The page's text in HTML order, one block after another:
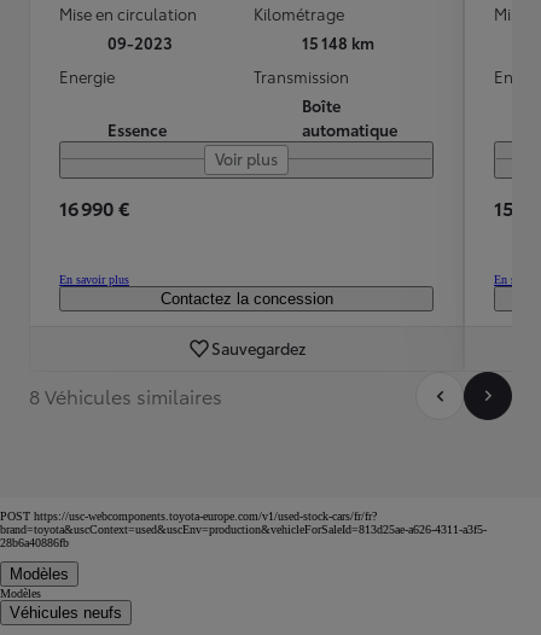
Mise en circulation
09-2023
Kilométrage
15 148 km
Energie
Essence
Transmission
Boîte
automatique
Voir plus
16 990 €
En savoir plus
Contactez la concession
Sauvegardez
Mise
15
En
8 Véhicules similaires
POST https://usc-webcomponents.toyota-europe.com/v1/used-stock-cars/fr/fr?
brand=toyota&uscContext=used&uscEnv=production&vehicleForSaleId=813d25ae-a626-4311-a3f5-
28b6a40886fb
Modèles
Modèles
Véhicules neufs